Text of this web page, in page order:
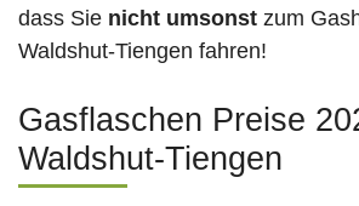
dass Sie nicht umsonst zum
Waldshut-Tiengen fahren!
Gasflaschen Preise
Waldshut-Tiengen